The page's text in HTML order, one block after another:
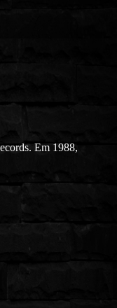
Em 1988,